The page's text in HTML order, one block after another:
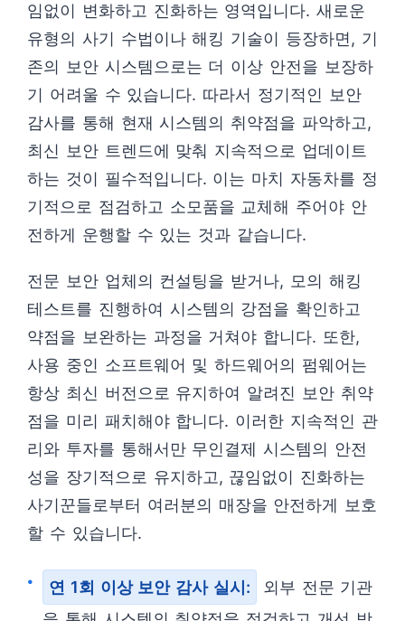
임없이 변화하고 진화하는 영역입니다. 새로운
유형의 사기 수법이나 해킹 기술이 등장하면, 기
존의 보안 시스템으로는 더 이상 안전을 보장하
기 어려울 수 있습니다. 따라서 정기적인 보안
감사를 통해 현재 시스템의 취약점을 파악하고,
최신 보안 트렌드에 맞춰 지속적으로 업데이트
하는 것이 필수적입니다. 이는 마치 자동차를 정
기적으로 점검하고 소모품을 교체해 주어야 안
전하게 운행할 수 있는 것과 같습니다.
전문 보안 업체의 컨설팅을 받거나, 모의 해킹
테스트를 진행하여 시스템의 강점을 확인하고
약점을 보완하는 과정을 거쳐야 합니다. 또한,
사용 중인 소프트웨어 및 하드웨어의 펌웨어는
항상 최신 버전으로 유지하여 알려진 보안 취약
점을 미리 패치해야 합니다. 이러한 지속적인 관
리와 투자를 통해서만 무인결제 시스템의 안전
성을 장기적으로 유지하고, 끊임없이 진화하는
사기꾼들로부터 여러분의 매장을 안전하게 보호
할 수 있습니다.
연 1회 이상 보안 감사 실시:
외부 전문 기관